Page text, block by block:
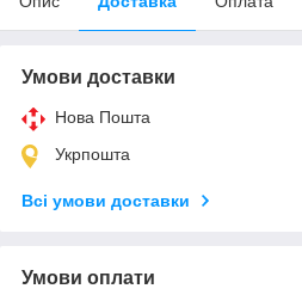
Умови доставки
Нова Пошта
Укрпошта
Всі умови доставки
Умови оплати